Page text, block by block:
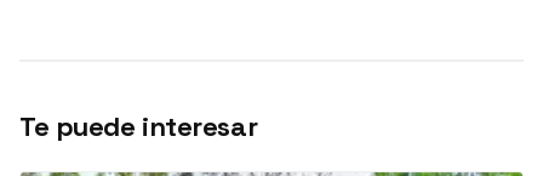
Te puede interesar